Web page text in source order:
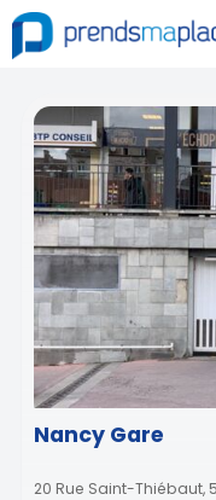
Nancy Gare
20 Rue Saint-Thiébaut,